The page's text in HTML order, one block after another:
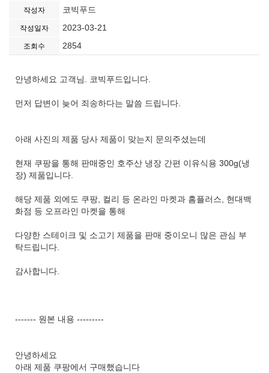
작성자 코빅푸드
작성일자 2023-03-21
조회수 2854
안녕하세요 고객님. 코빅푸드입니다.
먼저 답변이 늦어 죄송하다는 말씀 드립니다.
아래 사진의 제품 당사 제품이 맞는지 문의주셨는데
현재 쿠팡을 통해 판매중인 호주산 냉장 간편 이유식용 300g(냉
장) 제품입니다.
해당 제품 외에도 쿠팡, 컬리 등 온라인 마켓과 홈플러스, 현대백
화점 등 오프라인 마켓을 통해
다양한 스테이크 및 소고기 제품을 판매 중이오니 많은 관심 부
탁드립니다.
감사합니다.
------- 원본 내용 ---------
안녕하세요
아래 제품 쿠팡에서 구매했습니다